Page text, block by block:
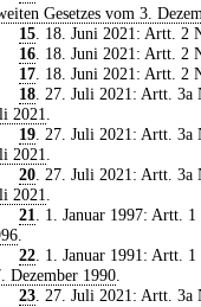
Gesetzes vom 3.
15. 18. Juni 2021: Artt. 2
16. 18. Juni 2021: Artt. 2
17. 18. Juni 2021: Artt. 2
18. 27. Juli 2021: Artt. 3a
2021
19. 27. Juli 2021: Artt. 3a
2021
20. 27. Juli 2021: Artt. 3a
2021
21
. 1. Januar 1997: Artt.
22. 1. Januar 1991: Artt.
Dezember 1990
23. 27. Juli 2021: Artt. 3a